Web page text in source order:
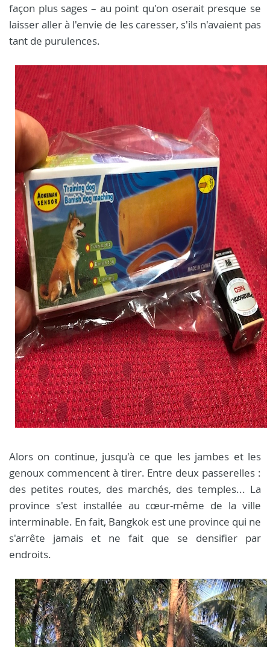
façon plus sages – au point qu'on oserait presque se
laisser aller à l'envie de les caresser, s'ils n'avaient pas
tant de purulences.
Alors on continue, jusqu'à ce que les jambes et les
genoux commencent à tirer. Entre deux passerelles :
des petites routes, des marchés, des temples... La
province s'est installée au cœur-même de la ville
interminable. En fait, Bangkok est une province qui ne
s'arrête jamais et ne fait que se densifier par
endroits.